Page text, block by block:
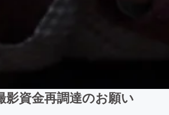
影資金再調達のお願い